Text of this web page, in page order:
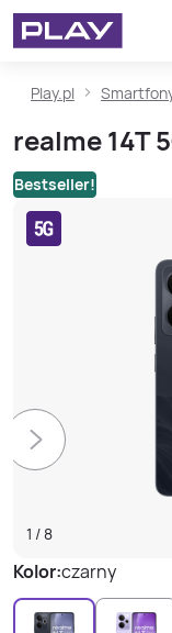
Play.pl
realme 14T
Bestseller!
1 / 8
Kolor:czarny